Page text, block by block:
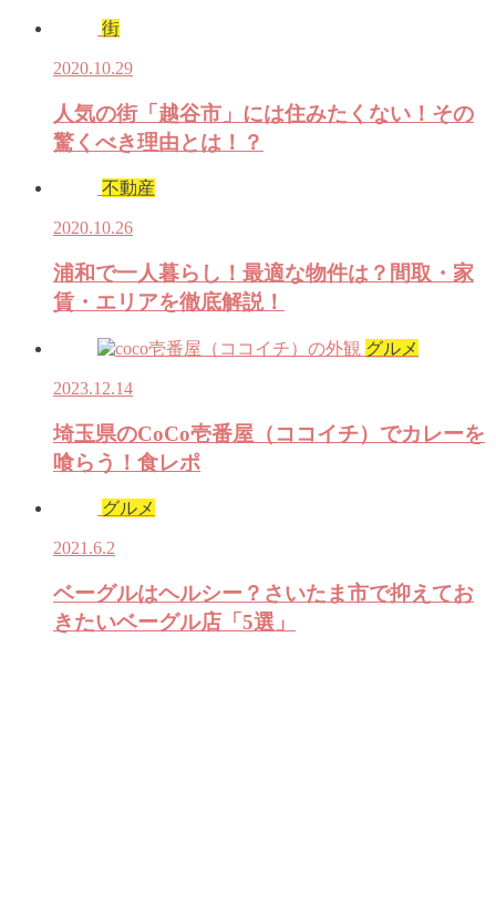
街
2020.10.29
人気の街「越谷市」には住みたくない！その
驚くべき理由とは！？
不動産
2020.10.26
浦和で一人暮らし！最適な物件は？間取・家
賃・エリアを徹底解説！
グルメ
2023.12.14
埼玉県のCoCo壱番屋（ココイチ）でカレーを
喰らう！食レポ
グルメ
2021.6.2
ベーグルはヘルシー？さいたま市で抑えてお
きたいベーグル店「5選」